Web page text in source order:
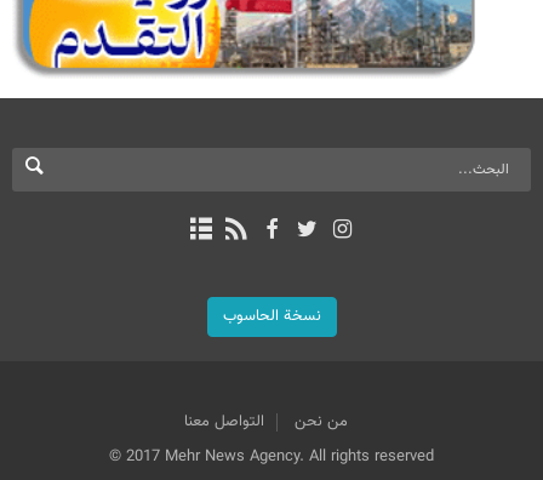
نسخة الحاسوب
من نحن
التواصل معنا
© 2017 Mehr News Agency. All rights reserved